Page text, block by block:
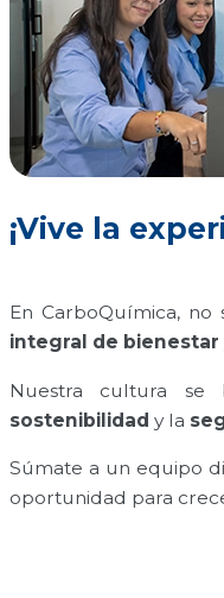
¡Vive la
En CarboQuímica,
integral de
Nuestra cultura se
sostenibilidad y la
Súmate a un equipo
oportunidad para